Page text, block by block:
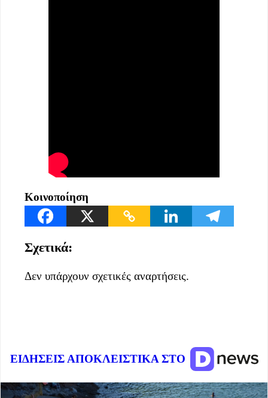
Κοινοποίηση
Σχετικά:
Δεν υπάρχουν σχετικές αναρτήσεις.
ΕΙΔΗΣΕΙΣ ΑΠΟΚΛΕΙΣΤΙΚΑ ΣΤΟ